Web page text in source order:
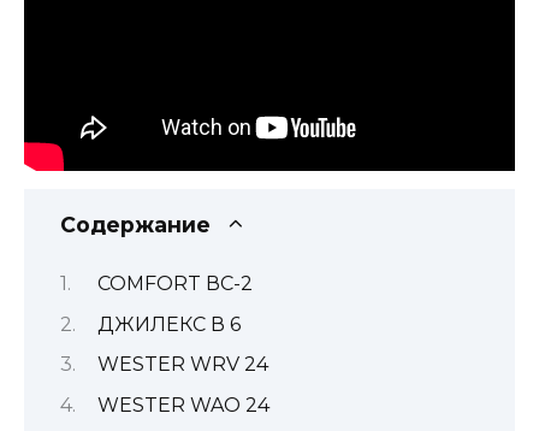
Содержание
COMFORT ВС-2
ДЖИЛЕКС В 6
WESTER WRV 24
WESTER WAO 24